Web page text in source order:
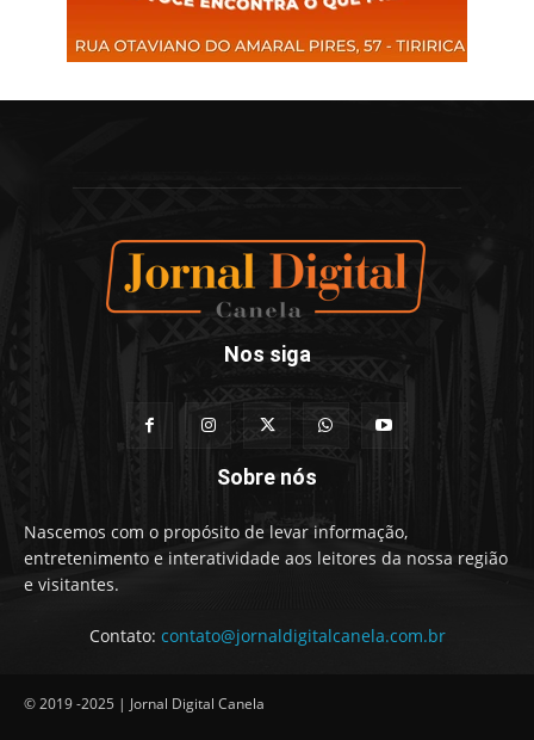
Nos siga
Sobre nós
Nascemos com o propósito de levar informação,
entretenimento e interatividade aos leitores da nossa região
e visitantes.
Contato: contato@jornaldigitalcanela.com.br
© 2019 -2025 | Jornal Digital Canela